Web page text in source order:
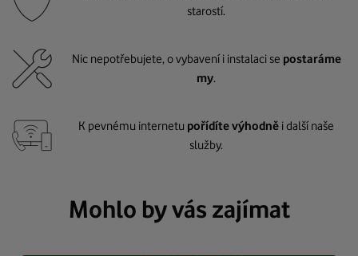
starostí.
Nic nepotřebujete, o vybavení i instalaci se postaráme
my.
K pevnému internetu pořídíte výhodně i další naše
služby.
Mohlo by vás zajímat